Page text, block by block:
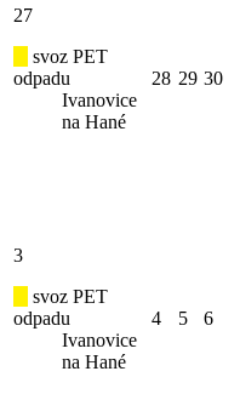
27
svoz PET
odpadu
Ivanovice
na Hané
28 29 30
3
svoz PET
odpadu
Ivanovice
na Hané
4 5 6